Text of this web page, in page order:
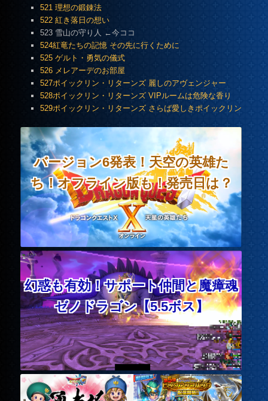
521 理想の鍛錬法
522 紅き落日の想い
523 雪山の守り人 ←今ココ
524紅竜たちの記憶 その先に行くために
525 ゲルト・勇気の儀式
526 メレアーデのお部屋
527ポイックリン・リターンズ 麗しのアヴェンジャー
528ポイックリン・リターンズ VIPルームは危険な香り
529ポイックリン・リターンズ さらば愛しきポイックリン
バージョン6発表！天空の英雄た
ち！オフライン版も！発売日は？
幻惑も有効！サポート仲間と魔瘴魂
ゼノドラゴン【5.5ボス】